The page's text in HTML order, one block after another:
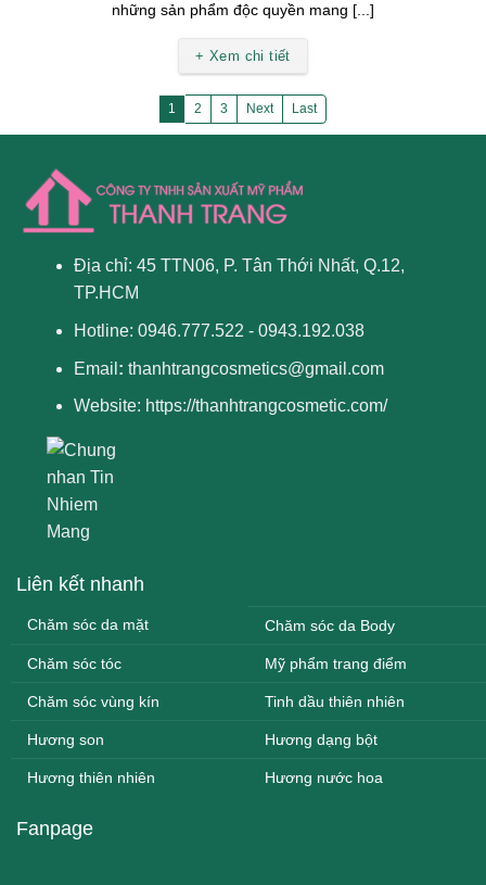
những sản phẩm độc quyền mang [...]
+ Xem chi tiết
1 2 3 Next Last
Địa chỉ: 45 TTN06, P. Tân Thới Nhất, Q.12,
TP.HCM
Hotline: 0946.777.522 - 0943.192.038
Email : thanhtrangcosmetics@gmail.com
Website: https://thanhtrangcosmetic.com/
Liên kết nhanh
Chăm sóc da mặt Chăm sóc da Body
Chăm sóc tóc Mỹ phẩm trang điểm
Chăm sóc vùng kín Tinh dầu thiên nhiên
Hương son Hương dạng bột
Hương thiên nhiên Hương nước hoa
Fanpage